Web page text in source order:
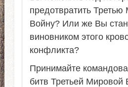
предотвратить
Войну? Или же Вы
виновником этого
конфликта?
Принимайте
битв Третьей Мировой